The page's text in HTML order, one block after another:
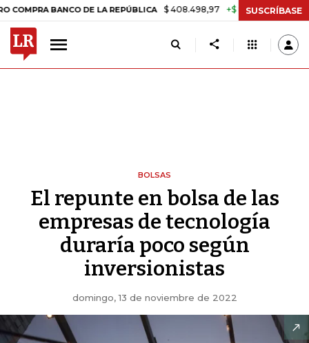
BANCO DE LA REPÚBLICA $ 408.498,97 +$ 8.753,81 +2,19%
SUSCRÍBASE
BOLSAS
El repunte en bolsa de las
empresas de tecnología
duraría poco según
inversionistas
domingo, 13 de noviembre de 2022